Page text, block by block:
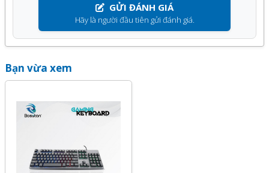
GỬI ĐÁNH GIÁ
Hãy là người đầu tiên gửi đánh giá.
Bạn vừa xem